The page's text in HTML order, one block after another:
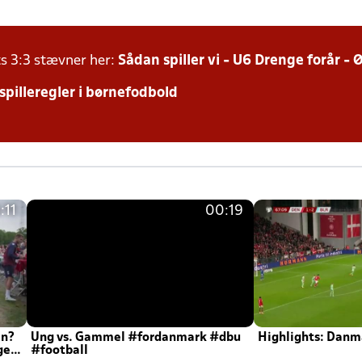
3:3 stævner her: Sådan spiller vi - U6 Drenge forår -
i børnefodbold
00:19
Ung vs. Gammel #fordanmark #dbu
#football
Highlights: